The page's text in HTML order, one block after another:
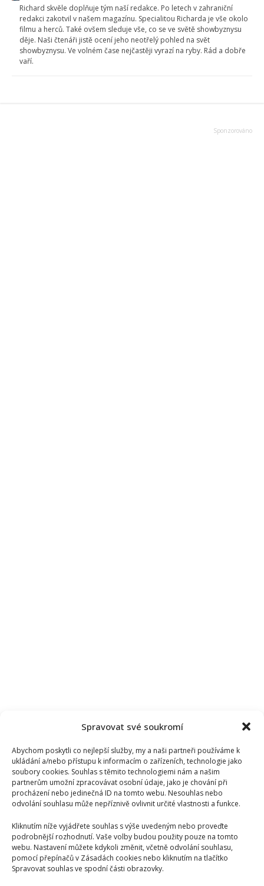
Spravovat své soukromí
Abychom poskytli co nejlepší služby, my a naši partneři používáme k
ukládání a/nebo přístupu k informacím o zařízeních, technologie jako
soubory cookies. Souhlas s těmito technologiemi nám a našim
partnerům umožní zpracovávat osobní údaje, jako je chování při
procházení nebo jedinečná ID na tomto webu. Nesouhlas nebo
odvolání souhlasu může nepříznivě ovlivnit určité vlastnosti a funkce.
Kliknutím níže vyjádřete souhlas s výše uvedeným nebo proveďte
podrobnější rozhodnutí. Vaše volby budou použity pouze na tomto
webu. Nastavení můžete kdykoli změnit, včetně odvolání souhlasu,
pomocí přepínačů v Zásadách cookies nebo kliknutím na tlačítko
Spravovat souhlas ve spodní části obrazovky.
Richard skvěle doplňuje tým naší redakce. Po letech v zahraniční
redakci zakotvil v našem magazínu. Specialitou Richarda je vše okolo
filmu a herců. Také ovšem sleduje vše, co se ve světě showbyznysu
děje. Naši čtenáři jistě ocení jeho neotřelý pohled na svět
showbyznysu. Ve volném čase nejčastěji vyrazí na ryby. Rád a dobře
vaří.